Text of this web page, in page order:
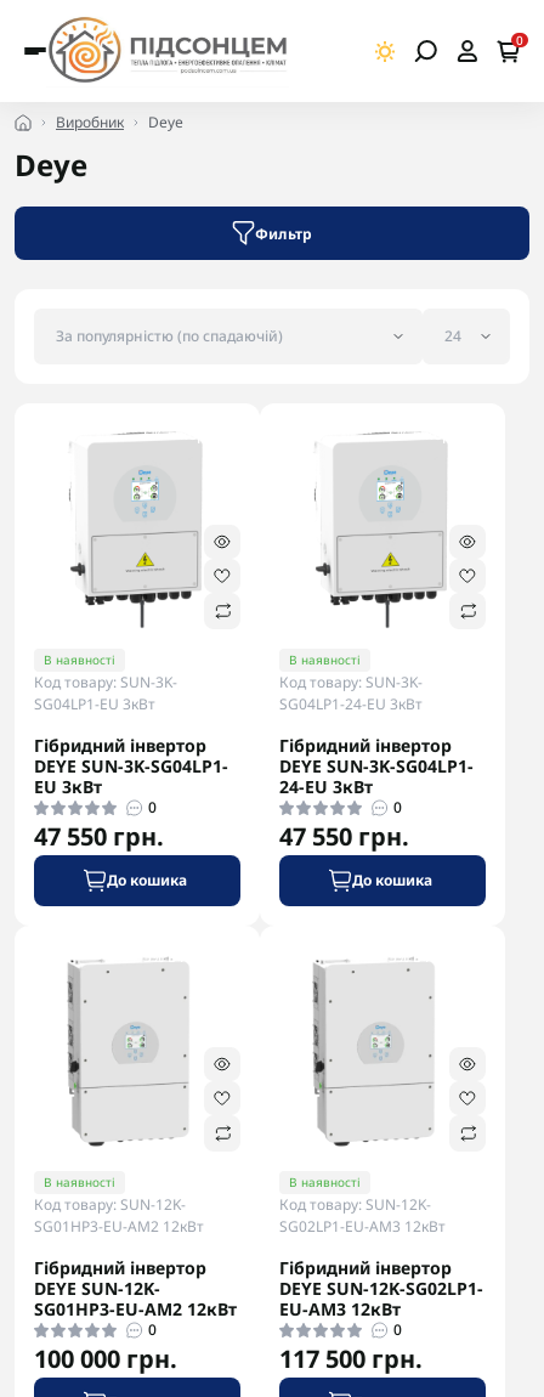
0
Виробник Deye
Deye
Фильтр
-5% в корзині
В наявності
Код товару: SUN-3K-
SG04LP1-EU 3кВт
Гібридний інвертор
DEYE SUN-3K-SG04LP1-
EU 3кВт
0
47 550 грн.
До кошика
-5% в корзині
В наявності
Код товару: SUN-3K-
SG04LP1-24-EU 3кВт
Гібридний інвертор
DEYE SUN-3K-SG04LP1-
24-EU 3кВт
0
47 550 грн.
До кошика
-5% в корзині
В наявності
Код товару: SUN-12K-
SG01HP3-EU-AM2 12кВт
Гібридний інвертор
DEYE SUN-12K-
SG01HP3-EU-AM2 12кВт
0
100 000 грн.
-5% в корзині
В наявності
Код товару: SUN-12K-
SG02LP1-EU-AM3 12кВт
Гібридний інвертор
DEYE SUN-12K-SG02LP1-
EU-AM3 12кВт
0
117 500 грн.